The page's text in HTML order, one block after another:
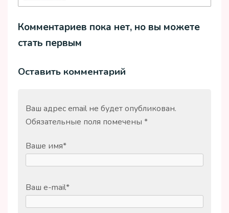
Комментариев пока нет, но вы можете
стать первым
Оставить комментарий
Ваш адрес email не будет опубликован.
Обязательные поля помечены *
Ваше имя*
Ваш e-mail*